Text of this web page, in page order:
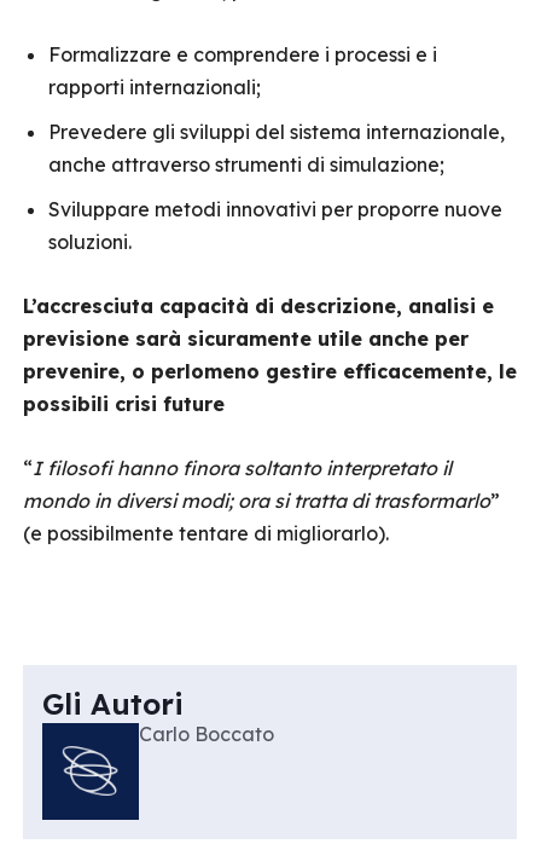
Formalizzare e comprendere i processi e i
rapporti internazionali;
Prevedere gli sviluppi del sistema internazionale,
anche attraverso strumenti di simulazione;
Sviluppare metodi innovativi per proporre nuove
soluzioni.
L’accresciuta capacità di descrizione, analisi e
previsione sarà sicuramente utile anche per
prevenire, o perlomeno gestire efficacemente, le
possibili crisi future
“I filosofi hanno finora soltanto interpretato il
mondo in diversi modi; ora si tratta di trasformarlo”
(e possibilmente tentare di migliorarlo).
Gli Autori
Carlo Boccato